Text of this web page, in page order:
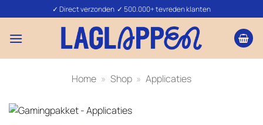
naar
inhoud
✓ Direct verzonden ✓ 500.000+ tevreden klanten
Home » Shop » Applicaties